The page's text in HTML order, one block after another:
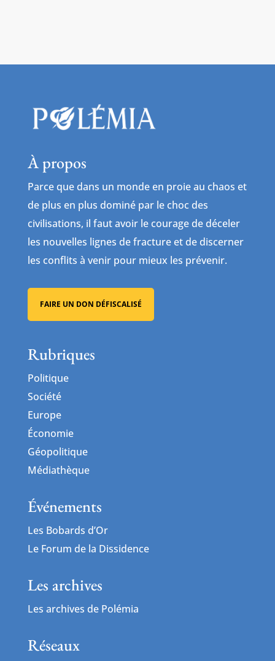
À propos
Parce que dans un monde en proie au chaos et
de plus en plus dominé par le choc des
civilisations, il faut avoir le courage de déceler
les nouvelles lignes de fracture et de discerner
les conflits à venir pour mieux les prévenir.
FAIRE UN DON DÉFISCALISÉ
Rubriques
Politique
Société
Europe
Économie
Géopolitique
Médiathèque
Événements
Les Bobards d’Or
Le Forum de la Dissidence
Les archives
Les archives de Polémia
Réseaux